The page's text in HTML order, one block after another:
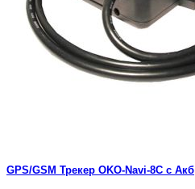
GPS/GSM Трекер OKO-Navi-8C с Акб